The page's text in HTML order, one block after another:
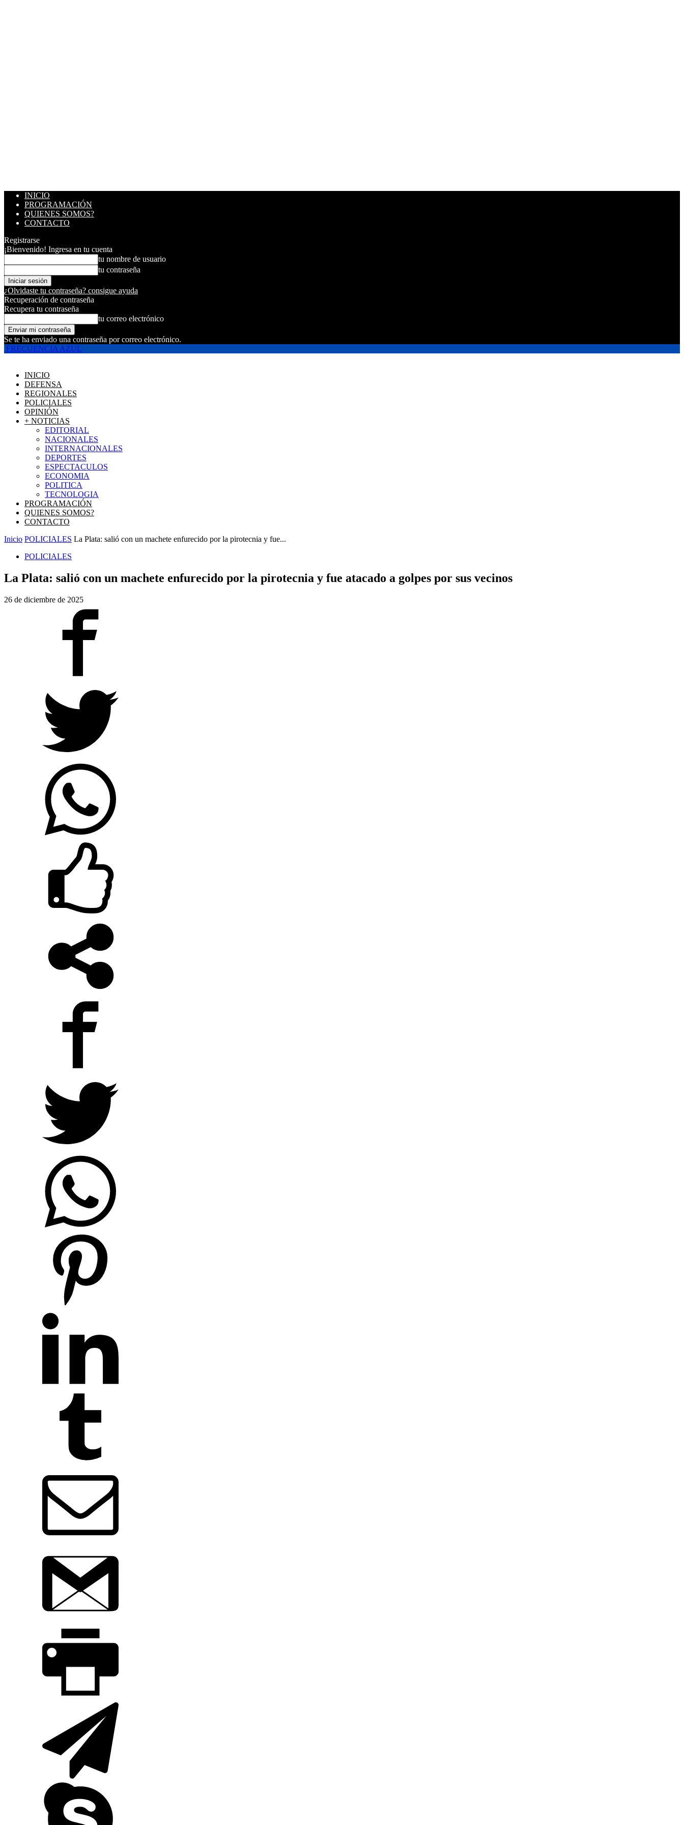
INICIO
PROGRAMACIÓN
QUIENES SOMOS?
CONTACTO
Registrarse
¡Bienvenido! Ingresa en tu cuenta
tu nombre de usuario
tu contraseña
¿Olvidaste tu contraseña? consigue ayuda
Recuperación de contraseña
Recupera tu contraseña
tu correo electrónico
Se te ha enviado una contraseña por correo electrónico.
FRECUENCIA AZUL
INICIO
DEFENSA
REGIONALES
POLICIALES
OPINIÓN
+ NOTICIAS
EDITORIAL
NACIONALES
INTERNACIONALES
DEPORTES
ESPECTACULOS
ECONOMIA
POLITICA
TECNOLOGIA
PROGRAMACIÓN
QUIENES SOMOS?
CONTACTO
Inicio POLICIALES La Plata: salió con un machete enfurecido por la pirotecnia y fue...
POLICIALES
La Plata: salió con un machete enfurecido por la pirotecnia y fue atacado a golpes por sus vecinos
26 de diciembre de 2025